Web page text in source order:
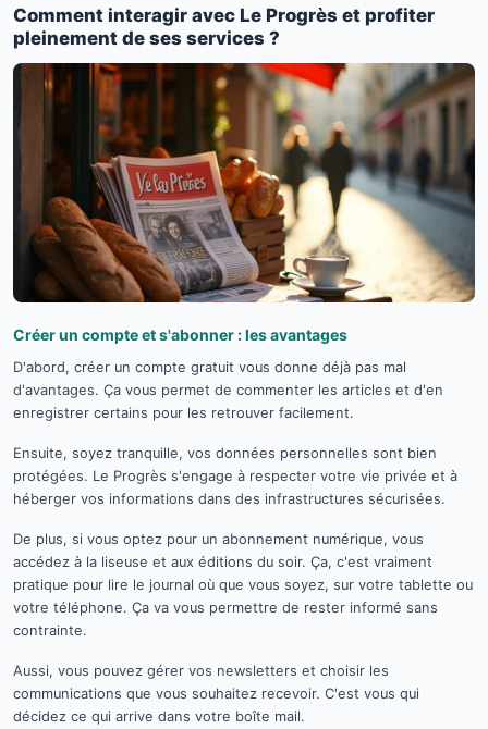
Comment interagir avec Le Progrès et profiter
pleinement de ses services ?
Créer un compte et s'abonner : les avantages
D'abord, créer un compte gratuit vous donne déjà pas mal
d'avantages. Ça vous permet de commenter les articles et d'en
enregistrer certains pour les retrouver facilement.
Ensuite, soyez tranquille, vos données personnelles sont bien
protégées. Le Progrès s'engage à respecter votre vie privée et à
héberger vos informations dans des infrastructures sécurisées.
De plus, si vous optez pour un abonnement numérique, vous
accédez à la liseuse et aux éditions du soir. Ça, c'est vraiment
pratique pour lire le journal où que vous soyez, sur votre tablette ou
votre téléphone. Ça va vous permettre de rester informé sans
contrainte.
Aussi, vous pouvez gérer vos newsletters et choisir les
communications que vous souhaitez recevoir. C'est vous qui
décidez ce qui arrive dans votre boîte mail.